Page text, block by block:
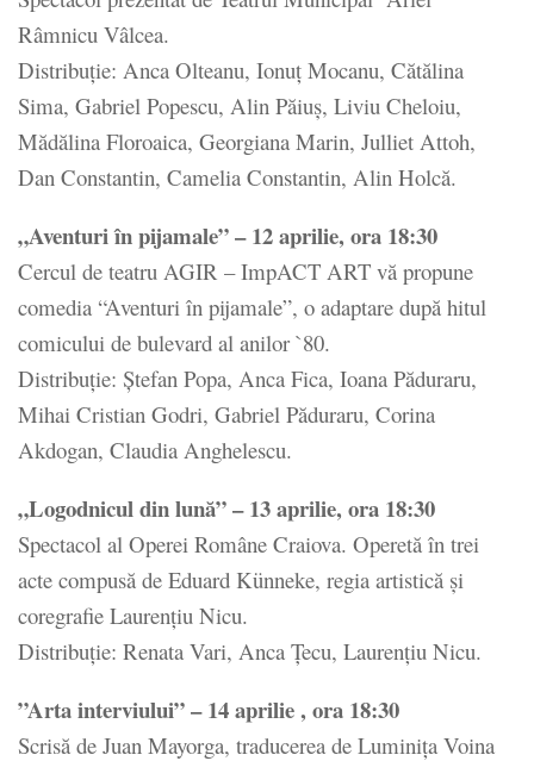
Râmnicu Vâlcea.
Distribuție: Anca Olteanu, Ionuț Mocanu, Cătălina
Sima, Gabriel Popescu, Alin Păiuș, Liviu Cheloiu,
Mădălina Floroaica, Georgiana Marin, Julliet Attoh,
Dan Constantin, Camelia Constantin, Alin Holcă.
„Aventuri în pijamale” – 12 aprilie, ora 18:30
Cercul de teatru AGIR – ImpACT ART vă propune
comedia “Aventuri în pijamale”, o adaptare după hitul
comicului de bulevard al anilor `80.
Distribuție: Ștefan Popa, Anca Fica, Ioana Păduraru,
Mihai Cristian Godri, Gabriel Păduraru, Corina
Akdogan, Claudia Anghelescu.
„Logodnicul din lună” – 13 aprilie, ora 18:30
Spectacol al Operei Române Craiova. Operetă în trei
acte compusă de Eduard Künneke, regia artistică și
coregrafie Laurențiu Nicu.
Distribuție: Renata Vari, Anca Țecu, Laurențiu Nicu.
”Arta interviului” – 14 aprilie , ora 18:30
Scrisă de Juan Mayorga, traducerea de Luminița Voina